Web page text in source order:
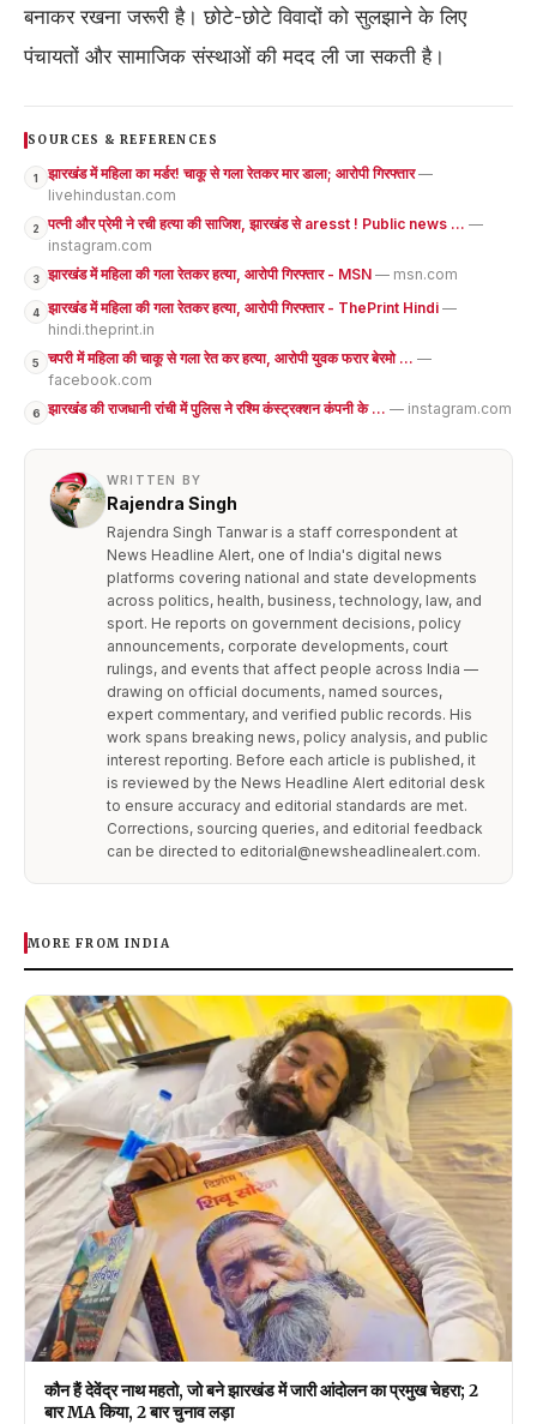
बनाकर रखना जरूरी है। छोटे-छोटे विवादों को सुलझाने के लिए
पंचायतों और सामाजिक संस्थाओं की मदद ली जा सकती है।
SOURCES & REFERENCES
1 झारखंड में महिला का मर्डर! चाकू से गला रेतकर मार डाला; आरोपी गिरफ्तार—
livehindustan.com
2 पत्नी और प्रेमी ने रची हत्या की साजिश, झारखंड से aresst ! Public news ... —
instagram.com
3 झारखंड में महिला की गला रेतकर हत्या, आरोपी गिरफ्तार - MSN — msn.com
4 झारखंड में महिला की गला रेतकर हत्या, आरोपी गिरफ्तार - ThePrint Hindi —
hindi.theprint.in
5 चपरी में महिला की चाकू से गला रेत कर हत्या, आरोपी युवक फरार बेरमो ... —
facebook.com
6 झारखंड की राजधानी रांची में पुलिस ने रश्मि कंस्ट्रक्शन कंपनी के ... — instagram.com
WRITTEN BY
Rajendra Singh
Rajendra Singh Tanwar is a staff correspondent at
News Headline Alert, one of India's digital news
platforms covering national and state developments
across politics, health, business, technology, law, and
sport. He reports on government decisions, policy
announcements, corporate developments, court
rulings, and events that affect people across India —
drawing on official documents, named sources,
expert commentary, and verified public records. His
work spans breaking news, policy analysis, and public
interest reporting. Before each article is published, it
is reviewed by the News Headline Alert editorial desk
to ensure accuracy and editorial standards are met.
Corrections, sourcing queries, and editorial feedback
can be directed to editorial@newsheadlinealert.com.
MORE FROM INDIA
कौन हैं देवेंद्र नाथ महतो, जो बने झारखंड में जारी आंदोलन का प्रमुख चेहरा; 2
बार MA किया, 2 बार चुनाव लड़ा